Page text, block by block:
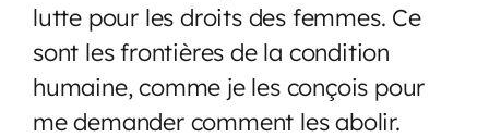
lutte pour les droits des femmes. Ce
sont les frontières de la condition
humaine, comme je les conçois pour
me demander comment les abolir.